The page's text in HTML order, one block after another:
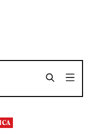
SHARE
SHARE